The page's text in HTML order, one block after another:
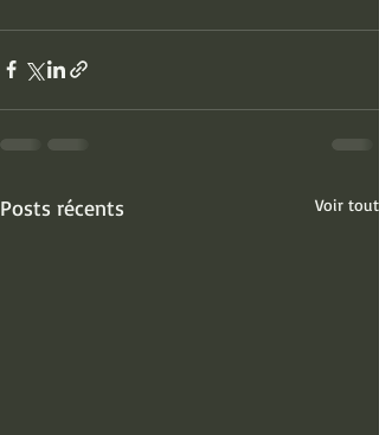
Posts récents Voir tout